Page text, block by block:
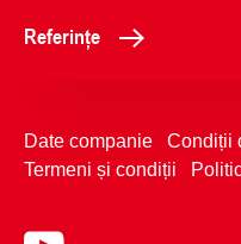
Referințe
Date companie Condiții
Termeni și condiții